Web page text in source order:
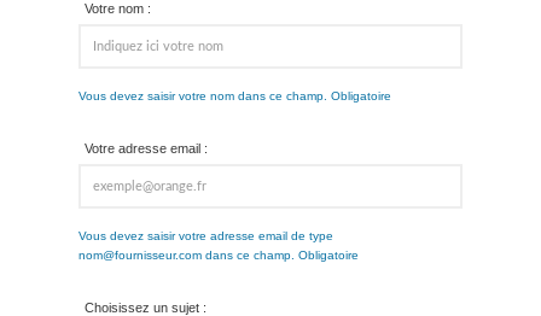
Votre nom :
Vous devez saisir votre nom dans ce champ. Obligatoire
Votre adresse email :
Vous devez saisir votre adresse email de type
nom@fournisseur.com dans ce champ. Obligatoire
Choisissez un sujet :